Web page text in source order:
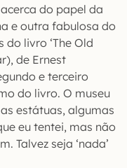
do papel da
e outra fabulosa do
livro ‘The Old
de Ernest
e terceiro
do livro. O museu
estátuas, algumas
eu tentei, mas não
Talvez seja ‘nada’